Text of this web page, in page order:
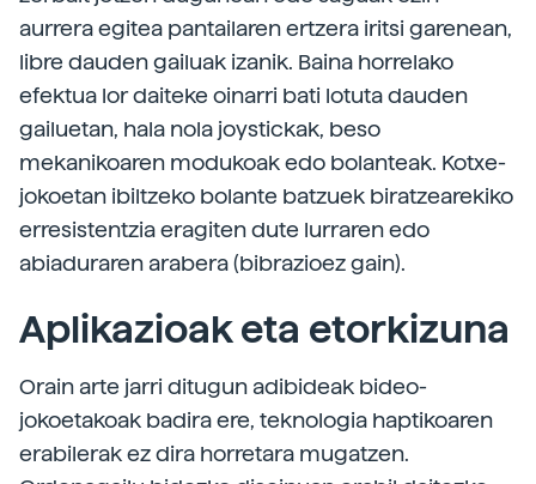
aurrera egitea pantailaren ertzera iritsi garenean,
libre dauden gailuak izanik. Baina horrelako
efektua lor daiteke oinarri bati lotuta dauden
gailuetan, hala nola joystickak, beso
mekanikoaren modukoak edo bolanteak. Kotxe-
jokoetan ibiltzeko bolante batzuek biratzearekiko
erresistentzia eragiten dute lurraren edo
abiaduraren arabera (bibrazioez gain).
Aplikazioak eta etorkizuna
Orain arte jarri ditugun adibideak bideo-
jokoetakoak badira ere, teknologia haptikoaren
erabilerak ez dira horretara mugatzen.